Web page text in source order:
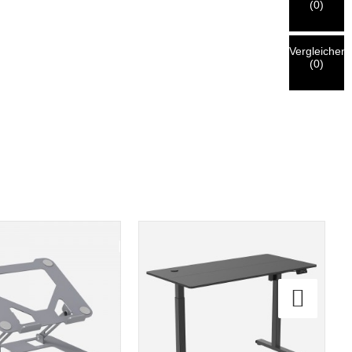
(0)
Vergleichen
(0)